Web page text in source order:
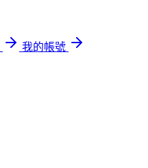
我的帳號